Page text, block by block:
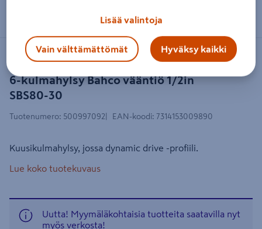
6-kulmahylsy Bahco vääntiö 1/2in
SBS80-30
BAHCO
Tuotenumero: 500997092 EAN-koodi: 7314153009890
Kuusikulmahylsy, jossa dynamic drive -profiili.
Lue koko tuotekuvaus
Uutta! Myymäläkohtaisia tuotteita saatavilla nyt
myös verkosta!
Lisää valintoja
Vain välttämättömät Hyväksy kaikki